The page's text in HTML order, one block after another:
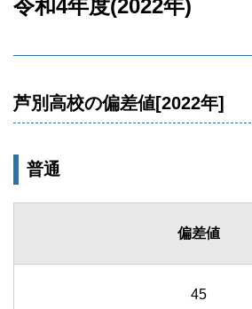
令和4年度(2022年)
芦別高校の偏差値[2022年]
普通
偏差値
45